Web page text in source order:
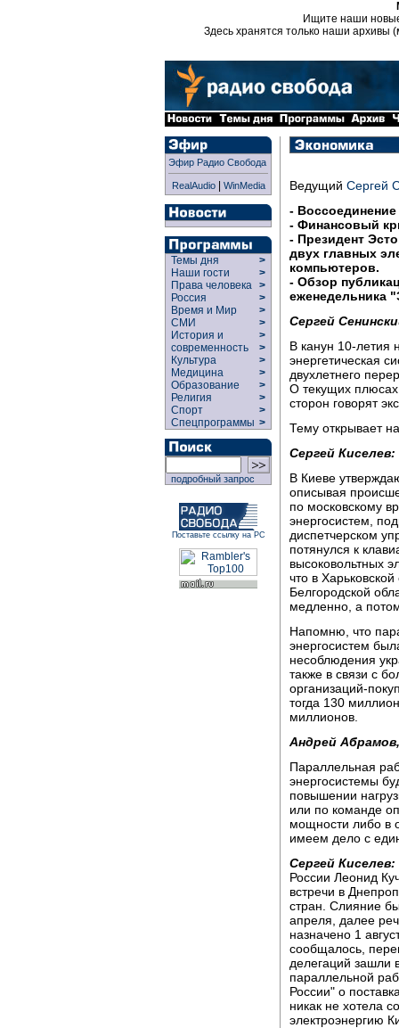
Ищите наши
Здесь хранятся только наши архивы
Эфир Радио Свобода
RealAudio| WinMedia
Темы дня
>
Наши гости
>
Права человека >
Россия
>
Время и Мир
>
СМИ
>
История и
современность
>
>
Культура
>
Медицина
>
Образование
>
Религия
>
Спорт
>
Спецпрограммы >
подробный запрос
Поставьте ссылку на РС
Ведущий Сергей
-
- Финансовый
- Президент
двух главных
компьютеров.
- Обзор
еженедельника
Сергей
В канун 10-летия
энергетическая
двухлетнего
О текущих плюсах
сторон говорят
Тему открывает
Сергей Киселев:
В Киеве
описывая
по московскому
энергосистем,
диспетчерском
потянулся к
высоковольтных
что в
Белгородской
медленно, а
Напомню, что
энергосистем
несоблюдения
также в связи с
организаций-
тогда 130
миллионов.
Андрей Абрамов,
Параллельная
энергосистемы
повышении
или по команде
мощности либо в
имеем дело с
Сергей Киселев:
России Леонид
встречи в
стран. Слияние
апреля, далее
назначено 1
сообщалось,
делегаций зашли
параллельной
России" о
никак не хотела
электроэнергию